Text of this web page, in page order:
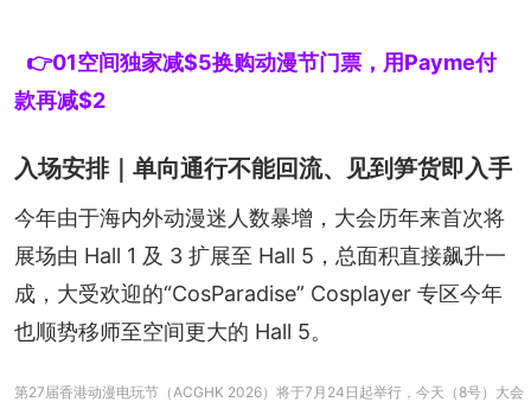
👉01空间独家减$5换购动漫节门票，用Payme付
款再减$2
入场安排｜单向通行不能回流、见到笋货即入手
今年由于海内外动漫迷人数暴增，大会历年来首次将
展场由 Hall 1 及 3 扩展至 Hall 5，总面积直接飙升一
成，大受欢迎的“CosParadise” Cosplayer 专区今年
也顺势移师至空间更大的 Hall 5。
第27届香港动漫电玩节（ACGHK 2026）将于7月24日起举行，今天（8号）大会